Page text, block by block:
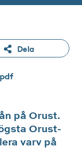
Dela
på Orust.
Orust-
varv på